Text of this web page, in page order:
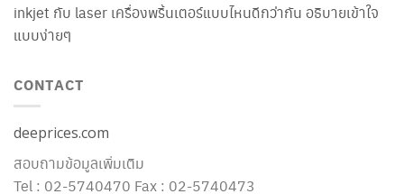
inkjet กับ laser เครื่องพริ้นเตอร์แบบไหนดีกว่ากัน อธิบายเข้าใจ
แบบง่ายๆ
CONTACT
deeprices.com
สอบถามข้อมูลเพิ่มเติม
Tel : 02-5740470 Fax : 02-5740473